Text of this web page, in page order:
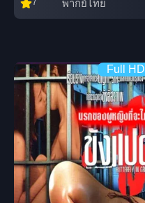
พากย์ไทย
Full HD